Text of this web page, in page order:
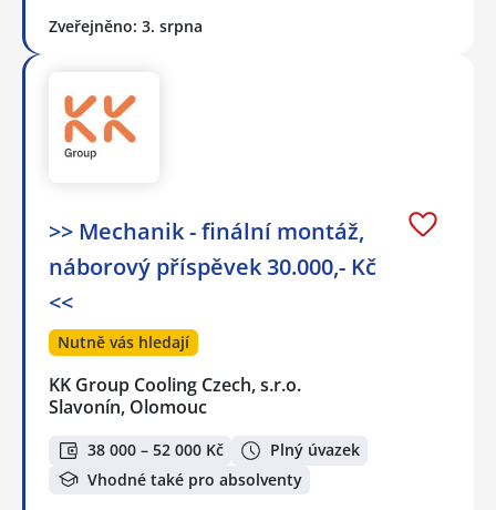
Zveřejněno: 3. srpna
>> Mechanik - finální montáž,
náborový příspěvek 30.000,- Kč
<<
Nutně vás hledají
KK Group Cooling Czech, s.r.o.
Slavonín, Olomouc
38 000 – 52 000 Kč
Plný úvazek
Vhodné také pro absolventy